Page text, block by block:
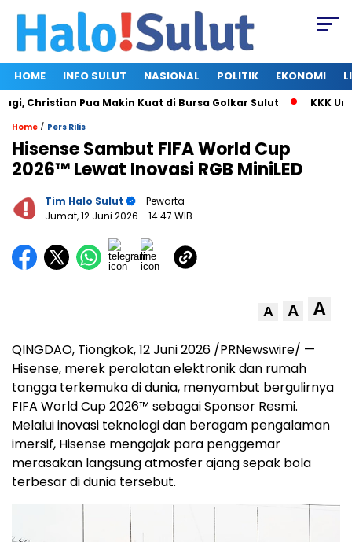
HOME INFO SULUT NASIONAL POLITIK EKONOMI
Christian Pua Makin Kuat di Bursa Golkar Sulut KKK
Home / Pers Rilis
Hisense Sambut FIFA World Cup
2026™ Lewat Inovasi RGB MiniLED
Tim Halo Sulut
- Pewarta
Jumat, 12 Juni 2026 - 14:47 WIB
A A A
QINGDAO, Tiongkok, 12 Juni 2026 /PRNewswire/ —
Hisense, merek peralatan elektronik dan rumah
tangga terkemuka di dunia, menyambut bergulirnya
FIFA World Cup 2026™ sebagai Sponsor Resmi.
Melalui inovasi teknologi dan beragam pengalaman
imersif, Hisense mengajak para penggemar
merasakan langsung atmosfer ajang sepak bola
terbesar di dunia tersebut.